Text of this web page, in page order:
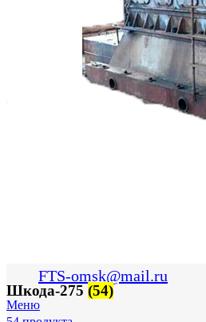
FTS-omsk@mail.ru
Меню
Шкода-275 (54)